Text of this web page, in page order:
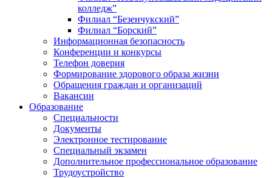
колледж”
Филиал “Безенчукский”
Филиал “Борский”
Информационная безопасность
Конференции и конкурсы
Телефон доверия
Формирование здорового образа жизни
Обращения граждан и организаций
Вакансии
Образование
Специальности
Документы
Электронное тестирование
Специальный экзамен
Дополнительное профессиональное образование
Трудоустройство